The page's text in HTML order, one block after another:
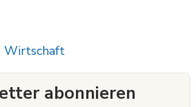
Wirtschaft
abonnieren